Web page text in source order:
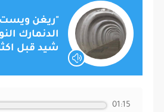
"ريغن
الدنمارك
شيد قبل اكثر من
01:15